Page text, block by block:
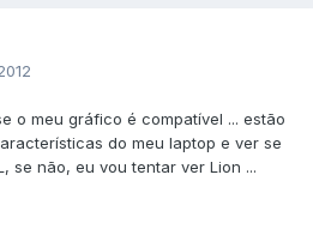
o meu gráfico é compatível ... estão
do meu laptop e ver se
se não, eu vou tentar ver Lion ...